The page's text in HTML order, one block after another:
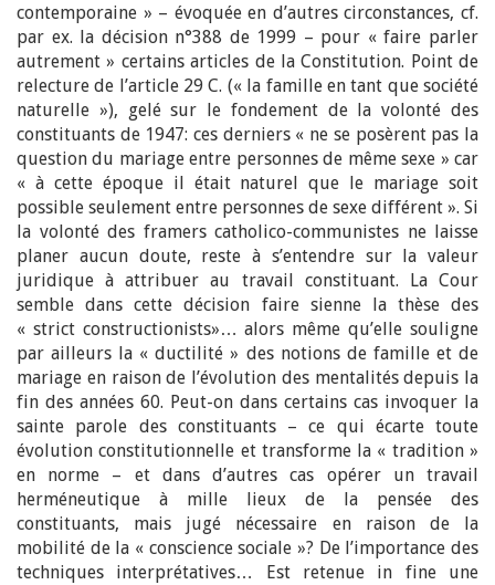
contemporaine » – évoquée en d’autres circonstances, cf.
par ex. la décision n°388 de 1999 – pour « faire parler
autrement » certains articles de la Constitution. Point de
relecture de l’article 29 C. (« la famille en tant que société
naturelle »), gelé sur le fondement de la volonté des
constituants de 1947: ces derniers « ne se posèrent pas la
question du mariage entre personnes de même sexe » car
« à cette époque il était naturel que le mariage soit
possible seulement entre personnes de sexe différent ». Si
la volonté des framers catholico-communistes ne laisse
planer aucun doute, reste à s’entendre sur la valeur
juridique à attribuer au travail constituant. La Cour
semble dans cette décision faire sienne la thèse des
« strict constructionists»… alors même qu’elle souligne
par ailleurs la « ductilité » des notions de famille et de
mariage en raison de l’évolution des mentalités depuis la
fin des années 60. Peut-on dans certains cas invoquer la
sainte parole des constituants – ce qui écarte toute
évolution constitutionnelle et transforme la « tradition »
en norme – et dans d’autres cas opérer un travail
herméneutique à mille lieux de la pensée des
constituants, mais jugé nécessaire en raison de la
mobilité de la « conscience sociale »? De l’importance des
techniques interprétatives… Est retenue in fine une